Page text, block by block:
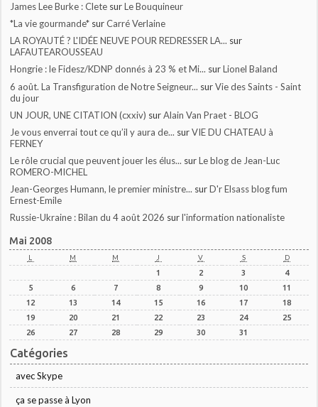
James Lee Burke : Clete surLe Bouquineur
*La vie gourmande* surCarré Verlaine
LA ROYAUTÉ ? L'IDÉE NEUVE POUR REDRESSER LA... sur
LAFAUTEAROUSSEAU
Hongrie : le Fidesz/KDNP donnés à 23 % et Mi... surLionel Baland
6 août. La Transfiguration de Notre Seigneur... surVie des Saints - Saint
du jour
UN JOUR, UNE CITATION (cxxiv) surAlain Van Praet - BLOG
Je vous enverrai tout ce qu’il y aura de... surVIE DU CHATEAU à
FERNEY
Le rôle crucial que peuvent jouer les élus... surLe blog de Jean-Luc
ROMERO-MICHEL
Jean-Georges Humann, le premier ministre... surD'r Elsass blog fum
Ernest-Emile
Russie-Ukraine : Bilan du 4 août 2026 surl'information nationaliste
Mai 2008
L M M J V S D
1 2 3
4
5
6 7 8 9 10
11
12
13 14 15 16 17
18
19
20 21 22 23 24
25
26
27 28 29 30 31
Catégories
avec Skype
ça se passe à Lyon